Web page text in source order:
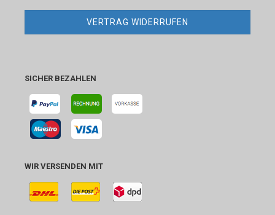
VERTRAG WIDERRUFEN
SICHER BEZAHLEN
WIR VERSENDEN MIT